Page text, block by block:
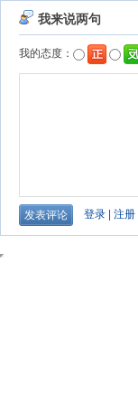
我来说两句
我的态度：
登录 注册